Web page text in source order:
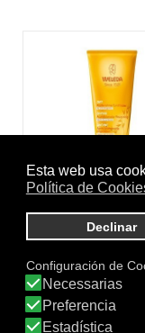
Desintoxicar
Es recomendable
una alimentación
ejercicio y deporte
de sueño y